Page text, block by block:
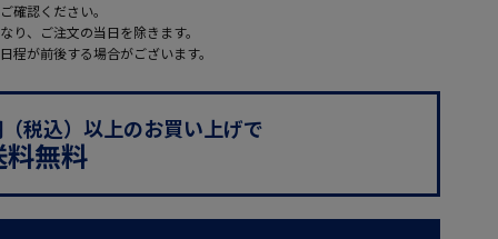
確認ください。
、ご注文の当日を除きます。
が前後する場合がございます。
税込）以上のお買い上げで
無料